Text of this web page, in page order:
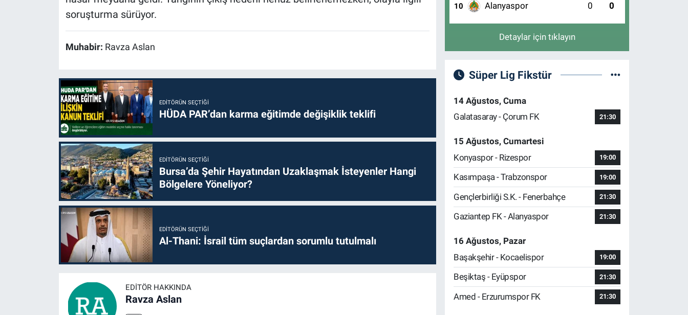
soruşturma sürüyor.
Muhabir: Ravza Aslan
EDITÖRÜN SEÇTIĞI
HÜDA PAR’dan karma eğitimde değişiklik teklifi
EDITÖRÜN SEÇTIĞI
Bursa’da Şehir Hayatından Uzaklaşmak İsteyenler Hangi
Bölgelere Yöneliyor?
EDITÖRÜN SEÇTIĞI
Al-Thani: İsrail tüm suçlardan sorumlu tutulmalı
EDITÖR HAKKINDA
Ravza Aslan
10 Alanyaspor 0 0
Detaylar için tıklayın
Süper Lig Fikstür
14 Ağustos, Cuma
Galatasaray - Çorum FK
21:30
15 Ağustos, Cumartesi
Konyaspor - Rizespor
19:00
Kasımpaşa - Trabzonspor 19:00
Gençlerbirliği S.K. - Fenerbahçe 21:30
Gaziantep FK - Alanyaspor 21:30
16 Ağustos, Pazar
Başakşehir - Kocaelispor
19:00
Beşiktaş - Eyüpspor 21:30
Amed - Erzurumspor FK 21:30